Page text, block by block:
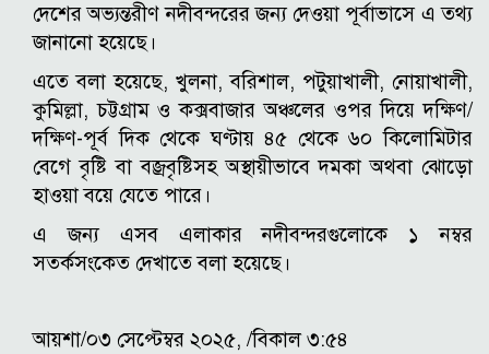
দেশের অভ্যন্তরীণ নদীবন্দরের জন্য দেওয়া পূর্বাভাসে এ তথ্য
জানানো হয়েছে।
এতে বলা হয়েছে, খুলনা, বরিশাল, পটুয়াখালী, নোয়াখালী,
কুমিল্লা, চট্টগ্রাম ও কক্সবাজার অঞ্চলের ওপর দিয়ে দক্ষিণ/
দক্ষিণ-পূর্ব দিক থেকে ঘণ্টায় ৪৫ থেকে ৬০ কিলোমিটার
বেগে বৃষ্টি বা বজ্রবৃষ্টিসহ অস্থায়ীভাবে দমকা অথবা ঝোড়ো
হাওয়া বয়ে যেতে পারে।
এ জন্য এসব এলাকার নদীবন্দরগুলোকে ১ নম্বর
সতর্কসংকেত দেখাতে বলা হয়েছে।
আয়শা/০৩ সেপ্টেম্বর ২০২৫, /বিকাল ৩:৫৪